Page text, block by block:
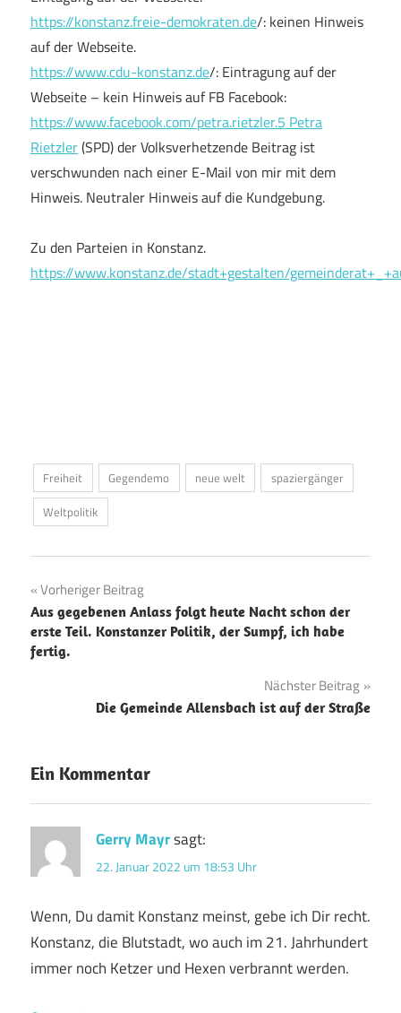
https://konstanz.freie-demokraten.de/: keinen Hinweis
auf der Webseite.
https://www.cdu-konstanz.de/: Eintragung auf der
Webseite – kein Hinweis auf FB Facebook:
https://www.facebook.com/petra.rietzler.5 Petra
Rietzler(SPD) der Volksverhetzende Beitrag ist
verschwunden nach einer E-Mail von mir mit dem
Hinweis. Neutraler Hinweis auf die Kundgebung.
Zu den Parteien in Konstanz.
https://www.konstanz.de/stadt+gestalten/
Freiheit Gegendemo neue welt
spaziergänger
Weltpolitik
Beitragsnavigation
Vorheriger Beitrag
Aus gegebenen Anlass folgt heute Nacht schon der
erste Teil. Konstanzer Politik, der Sumpf, ich habe
fertig.
Nächster Beitrag
Die Gemeinde Allensbach ist auf der Straße
Ein Kommentar
Gerry Mayrsagt:
22. Januar 2022 um 18:53 Uhr
Wenn, Du damit Konstanz meinst, gebe ich Dir recht.
Konstanz, die Blutstadt, wo auch im 21. Jahrhundert
immer noch Ketzer und Hexen verbrannt werden.